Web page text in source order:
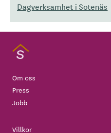
Dagverksamhet i Sotenäs
Om oss
Press
Jobb
Villkor